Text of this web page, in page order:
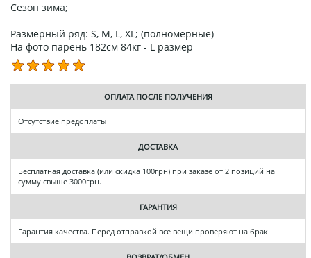
Сезон зима;
Размерный ряд: S, M, L, XL; (полномерные)
На фото парень 182см 84кг - L размер
ОПЛАТА ПОСЛЕ ПОЛУЧЕНИЯ
Отсутствие предоплаты
ДОСТАВКА
Бесплатная доставка (или скидка 100грн) при заказе от 2 позиций на
сумму свыше 3000грн.
ГАРАНТИЯ
Гарантия качества. Перед отправкой все вещи проверяют на брак